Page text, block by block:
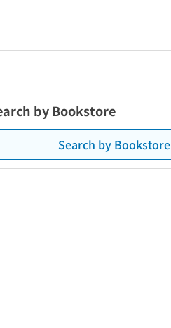
by Bookstore
Search by Bookstore